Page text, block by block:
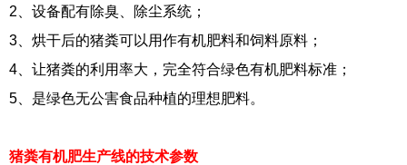
2、设备配有除臭、除尘系统；
3、烘干后的猪粪可以用作有机肥料和饲料原料；
4、让猪粪的利用率大，完全符合绿色有机肥料标准；
5、是绿色无公害食品种植的理想肥料。
猪粪有机肥生产线的技术参数